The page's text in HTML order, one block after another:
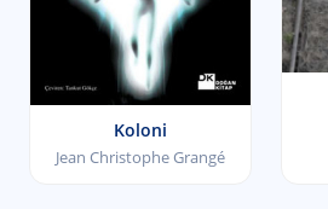
Koloni
Jean Christophe Grangé